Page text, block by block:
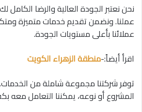
نحن نعتبر الجودة العالية والرضا
عملنا. ونضمن تقديم خدمات متميزة
عملائنا بأعلى مستويات الجودة.
اقرأ أيضاً:-منطقة الزهراء الكويت
توفر شركتنا مجموعة شاملة من
المشروع أو نوعه، يمكننا التعامل معه